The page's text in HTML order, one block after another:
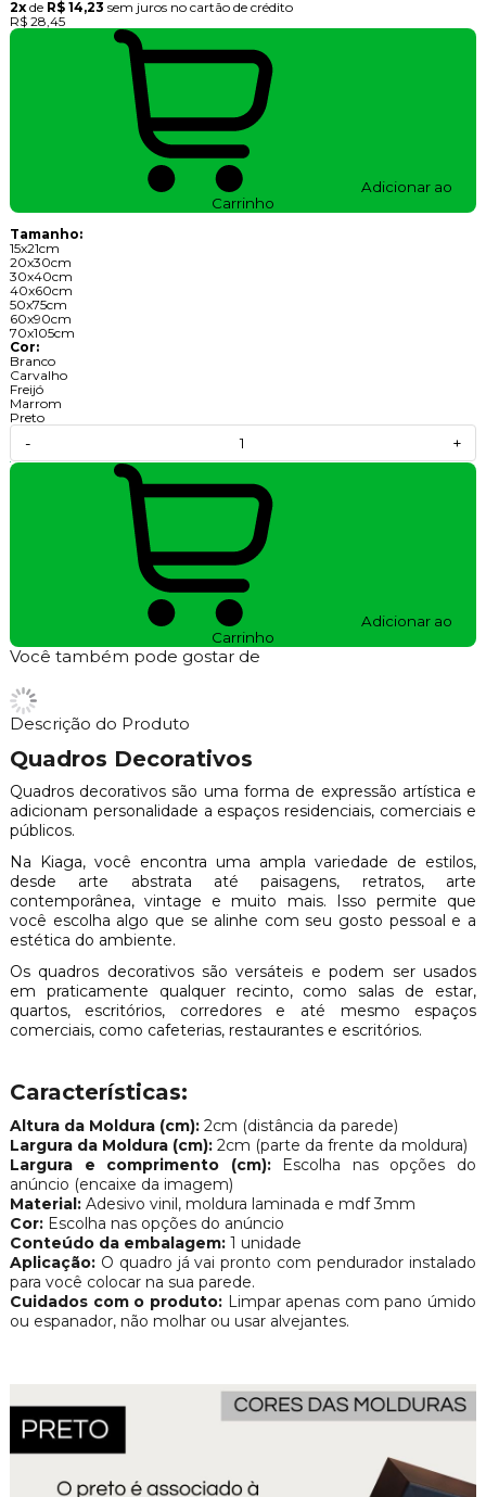
2xde R$ 14,23 sem juros no cartão de crédito
R$ 28,45
Adicionar ao
Carrinho
Tamanho:
15x21cm
20x30cm
30x40cm
40x60cm
50x75cm
60x90cm
70x105cm
Cor:
Branco
Carvalho
Freijó
Marrom
Preto
- +
Adicionar ao
Carrinho
Você também pode gostar de
Descrição do Produto
Quadros Decorativos
Quadros decorativos são uma forma de expressão artística e
adicionam personalidade a espaços residenciais, comerciais e
públicos.
Na Kiaga, você encontra uma ampla variedade de estilos,
desde arte abstrata até paisagens, retratos, arte
contemporânea, vintage e muito mais. Isso permite que
você escolha algo que se alinhe com seu gosto pessoal e a
estética do ambiente.
Os quadros decorativos são versáteis e podem ser usados
em praticamente qualquer recinto, como salas de estar,
quartos, escritórios, corredores e até mesmo espaços
comerciais, como cafeterias, restaurantes e escritórios.
Características:
Altura da Moldura (cm):2cm (distância da parede)
Largura da Moldura (cm):2cm (parte da frente da moldura)
Largura e comprimento (cm):Escolha nas opções do
anúncio (encaixe da imagem)
Material:Adesivo vinil, moldura laminada e mdf 3mm
Cor:Escolha nas opções do anúncio
Conteúdo da embalagem:1 unidade
Aplicação: O quadro já vai pronto com pendurador instalado
para você colocar na sua parede.
Cuidados com o produto: Limpar apenas com pano úmido
ou espanador, não molhar ou usar alvejantes.